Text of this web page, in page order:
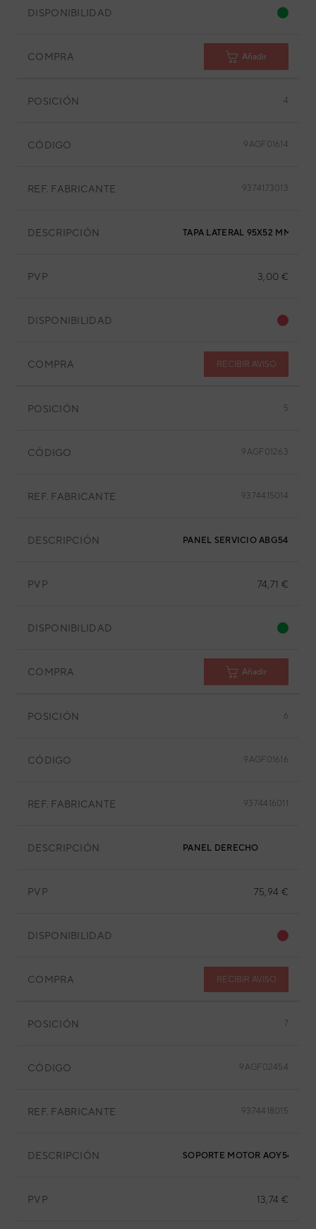
DISPONIBILIDAD
COMPRA Añadir
POSICIÓN 4
CÓDIGO 9AGF01614
REF. FABRICANTE 9374173013
DESCRIPCIÓN TAPA LATERAL 95X52 MM
PVP 3,00 €
DISPONIBILIDAD
COMPRA RECIBIR AVISO
POSICIÓN 5
CÓDIGO 9AGF01263
REF. FABRICANTE 9374415014
DESCRIPCIÓN PANEL SERVICIO ABG54UT
PVP 74,71 €
DISPONIBILIDAD
COMPRA Añadir
POSICIÓN 6
CÓDIGO 9AGF01616
REF. FABRICANTE 9374416011
DESCRIPCIÓN PANEL DERECHO
PVP 75,94 €
DISPONIBILIDAD
COMPRA RECIBIR AVISO
POSICIÓN 7
CÓDIGO 9AGF02454
REF. FABRICANTE 9374418015
DESCRIPCIÓN SOPORTE MOTOR
PVP 13,74 €